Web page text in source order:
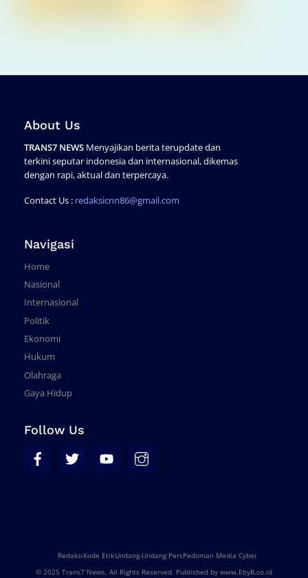
About Us
TRANS7 NEWSMenyajikan berita terupdate dan
terkini seputar indonesia dan internasional, dikemas
dengan rapi, aktual dan terpercaya.
Contact Us : redaksicnn86@gmail.com
Navigasi
Home
Nasional
Internasional
Politik
Ekonomi
Hukum
Olahraga
Gaya Hidup
Follow Us
© 2025 Trans7 News. All Rights Reserved. Published by www.EbyB.co.id
RedaksiKode EtikUndang-Undang PersPedoman Media Cyber